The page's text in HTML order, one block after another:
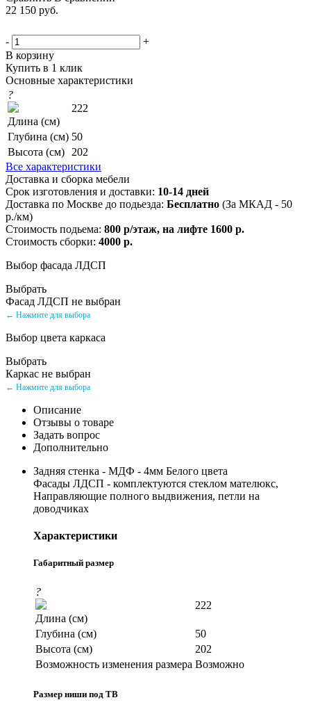
22 150 руб.
-
+
В корзину
Купить в 1 клик
Основные характеристики
?
Длина (см)
222
Глубина (см) 50
Высота (см)
202
Все характеристики
Доставка и сборка мебели
Срок изготовления и доставки: 10-14 дней
Доставка по Москве до подьезда: Бесплатно (За МКАД - 50
р./км)
Стоимость подьема: 800 р/этаж, на лифте 1600 р.
Стоимость сборки: 4000 р.
Выбор фасада ЛДСП
Выбрать
Фасад ЛДСП не выбран
← Нажмите для выбора
Выбор цвета каркаса
Выбрать
Каркас не выбран
← Нажмите для выбора
Описание
Отзывы о товаре
Задать вопрос
Дополнительно
Задняя стенка - МДФ - 4мм Белого цвета
Фасады ЛДСП - комплектуются стеклом мателюкс,
Направляющие полного выдвижения, петли на
доводчиках
Характеристики
Габаритный размер
?
Длина (см)
222
Глубина (см)
50
Высота (см)
202
Возможность изменения размера Возможно
Размер ниши под ТВ